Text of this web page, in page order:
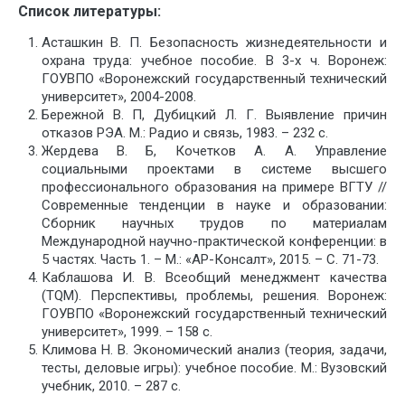
Список литературы:
Асташкин В. П. Безопасность жизнедеятельности и
охрана труда: учебное пособие. В 3-х ч. Воронеж:
ГОУВПО «Воронежский государственный технический
университет», 2004-2008.
Бережной В. П, Дубицкий Л. Г. Выявление причин
отказов РЭА. М.: Радио и связь, 1983. – 232 с.
Жердева В. Б, Кочетков А. А. Управление
социальными проектами в системе высшего
профессионального образования на примере ВГТУ //
Современные тенденции в науке и образовании:
Сборник научных трудов по материалам
Международной научно-практической конференции: в
5 частях. Часть 1. – М.: «АР-Консалт», 2015. – С. 71-73.
Каблашова И. В. Всеобщий менеджмент качества
(TQM). Перспективы, проблемы, решения. Воронеж:
ГОУВПО «Воронежский государственный технический
университет», 1999. – 158 с.
Климова Н. В. Экономический анализ (теория, задачи,
тесты, деловые игры): учебное пособие. М.: Вузовский
учебник, 2010. – 287 с.